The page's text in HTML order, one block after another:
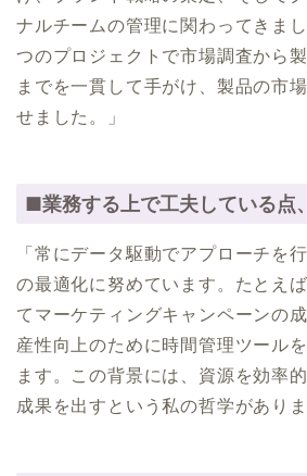
ナルチームの管理に関わってきま
つのプロジェクトで市場調査から
までを一貫して手がけ、製品の市
せました。」
■業務する上で工夫している点
「常にデータ駆動でアプローチを
の最適化に努めています。たとえ
てマーケティングキャンペーンの
産性向上のために時間管理ツール
ます。この背景には、資源を効率
成果を出すという私の哲学がありま